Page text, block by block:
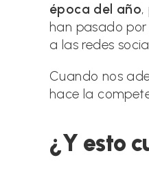
época del año,
han pasado por
a las redes
Cuando nos
hace la
¿Y esto